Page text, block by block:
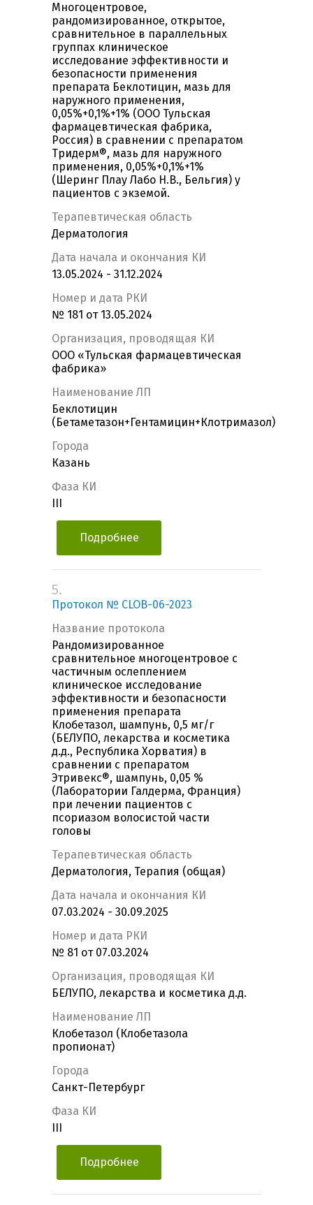
Многоцентровое,
рандомизированное, открытое,
сравнительное в параллельных
группах клиническое
исследование эффективности и
безопасности применения
препарата Беклотицин, мазь для
наружного применения,
0,05%+0,1%+1% (ООО Тульская
фармацевтическая фабрика,
Россия) в сравнении с препаратом
Тридерм®, мазь для наружного
применения, 0,05%+0,1%+1%
(Шеринг Плау Лабо Н.В., Бельгия) у
пациентов с экземой.
Терапевтическая область
Дерматология
Дата начала и окончания КИ
13.05.2024 - 31.12.2024
Номер и дата РКИ
№ 181 от 13.05.2024
Организация, проводящая КИ
ООО «Тульская фармацевтическая
фабрика»
Наименование ЛП
Беклотицин
(Бетаметазон+Гентамицин+Клотримазол)
Города
Казань
Фаза КИ
Подробнее
5.
Протокол № CLOB-06-2023
Название протокола
Рандомизированное
сравнительное многоцентровое с
частичным ослеплением
клиническое исследование
эффективности и безопасности
применения препарата
Клобетазол, шампунь, 0,5 мг/г
(БЕЛУПО, лекарства и косметика
д.д., Республика Хорватия) в
сравнении с препаратом
Этривекс®, шампунь, 0,05 %
(Лаборатории Галдерма, Франция)
при лечении пациентов с
псориазом волосистой части
головы
Терапевтическая область
Дерматология, Терапия (общая)
Дата начала и окончания КИ
07.03.2024 - 30.09.2025
Номер и дата РКИ
№ 81 от 07.03.2024
Организация, проводящая КИ
БЕЛУПО, лекарства и косметика д.д.
Наименование ЛП
Клобетазол (Клобетазола
пропионат)
Города
Санкт-Петербург
Фаза КИ
Подробнее